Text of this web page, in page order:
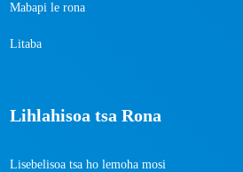
Mabapi le rona
Litaba
Lihlahisoa tsa Rona
Lisebelisoa tsa ho lemoha mosi